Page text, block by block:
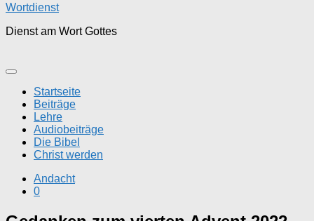
Wortdienst
Dienst am Wort Gottes
Startseite
Beiträge
Lehre
Audiobeiträge
Die Bibel
Christ werden
Andacht
0